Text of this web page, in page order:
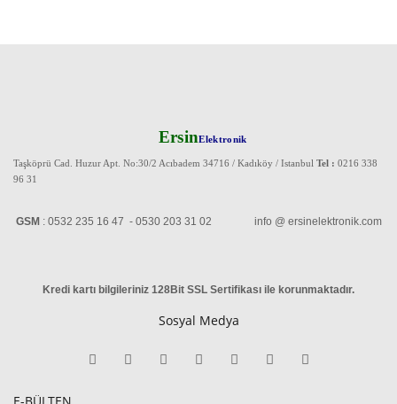
ErsinElektronik
Taşköprü Cad. Huzur Apt. No:30/2 Acıbadem 34716 / Kadıköy / Istanbul Tel : 0216 338
96 31
GSM : 0532 235 16 47 - 0530 203 31 02 info @ ersinelektronik.com
Kredi kartı bilgileriniz 128Bit SSL Sertifikası ile korunmaktadır.
Sosyal Medya